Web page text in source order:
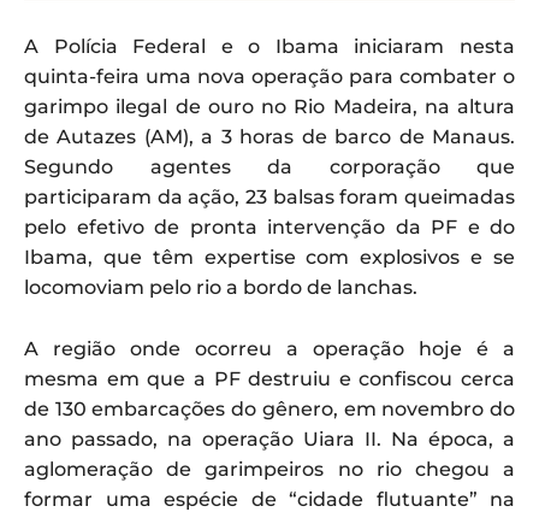
A Polícia Federal e o Ibama iniciaram nesta
quinta-feira uma nova operação para combater o
garimpo ilegal de ouro no Rio Madeira, na altura
de Autazes (AM), a 3 horas de barco de Manaus.
Segundo agentes da corporação que
participaram da ação, 23 balsas foram queimadas
pelo efetivo de pronta intervenção da PF e do
Ibama, que têm expertise com explosivos e se
locomoviam pelo rio a bordo de lanchas.
A região onde ocorreu a operação hoje é a
mesma em que a PF destruiu e confiscou cerca
de 130 embarcações do gênero, em novembro do
ano passado, na operação Uiara II. Na época, a
aglomeração de garimpeiros no rio chegou a
formar uma espécie de “cidade flutuante” na